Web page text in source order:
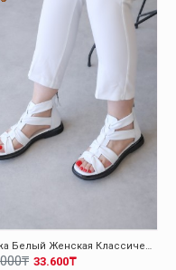
Кожа Белый Женская Классические Сандалии 124ZA116
33.600₸